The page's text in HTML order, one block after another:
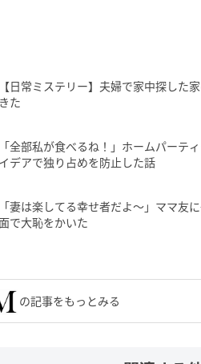
【日常ミステリー】夫婦で家中探した
きた
「全部私が食べるね！」ホームパーテ
イデアで独り占めを防止した話
「妻は楽してる幸せ者だよ〜」ママ友
で大恥をかいた
の記事をもっとみる